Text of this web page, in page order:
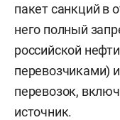
пакет санкций в
него полный
российской
перевозчиками)
перевозок,
источник.